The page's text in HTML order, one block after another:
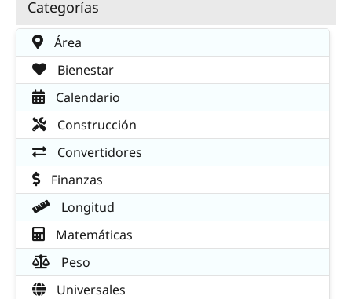
Categorías
Área
Bienestar
Calendario
Construcción
Convertidores
Finanzas
Longitud
Matemáticas
Peso
Universales